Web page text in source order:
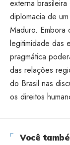
externa
diplomacia de
Maduro. Embora
legitimidade das
pragmática
das relações
do Brasil nas
os direitos
Você